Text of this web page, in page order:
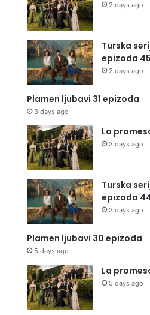
2 days ago
Turska
epizoda 45
2 days ago
Plamen ljubavi 31 epizoda
3 days ago
La
3 days ago
Turska
epizoda
3 days ago
Plamen ljubavi 30 epizoda
5 days ago
La
5 days ago